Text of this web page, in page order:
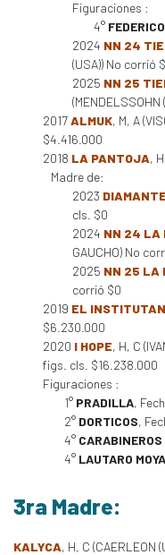
Figuraciones :
4°
2024 NN 24
(USA)) No corrió
2025 NN 25
2017ALMUK, M, A
$4.416.000
2018 LA PANTOJA,
Madre de:
2023
cls. $0
2024 NN 24 LA
GAUCHO) No
2025 NN 25 LA
corrió $0
2019 EL
$6.230.000
2020 I HOPE, H, C
figs. cls. $16.238.000
Figuraciones :
1° PRADILLA,
2° DORTICOS,
4°
4° LAUTARO
3ra Madre:
KALYCA, H, C